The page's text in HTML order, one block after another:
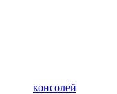
консолей